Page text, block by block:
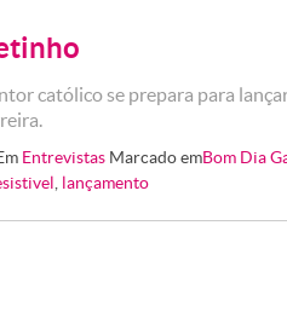
católico se prepara para
Entrevistas Marcado emBom Dia
lançamento